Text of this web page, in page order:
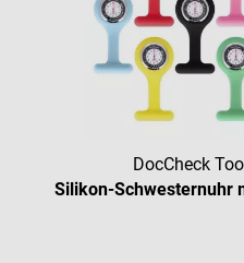
DocCheck
Silikon-Schwesternuhr